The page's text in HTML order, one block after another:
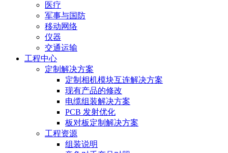
医疗
军事与国防
移动网络
仪器
交通运输
工程中心
定制解决方案
定制相机模块互连解决方案
现有产品的修改
电缆组装解决方案
PCB 发射优化
板对板定制解决方案
工程资源
组装说明